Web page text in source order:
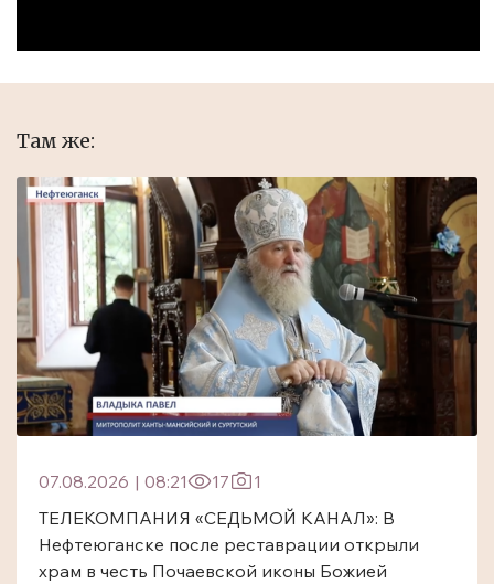
Там же:
07.08.2026 | 08:21 17
1
ТЕЛЕКОМПАНИЯ «СЕДЬМОЙ КАНАЛ»: В
Нефтеюганске после реставрации открыли
храм в честь Почаевской иконы Божией